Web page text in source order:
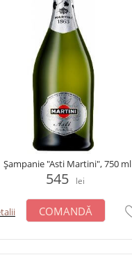
Șampanie "Asti Martini", 750 ml
545 lei
COMANDĂ